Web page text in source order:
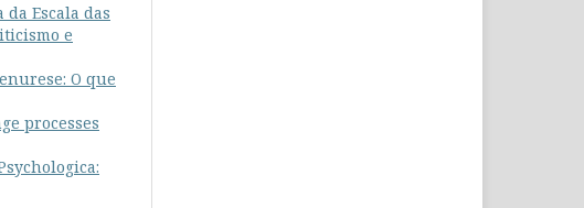
Escala das
e
O que
processes